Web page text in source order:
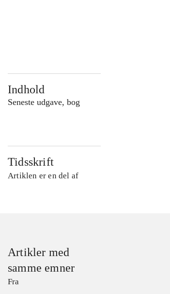
Indhold
Seneste udgave, bog
Tidsskrift
Artiklen er en del af
Artikler med
samme emner
Fra